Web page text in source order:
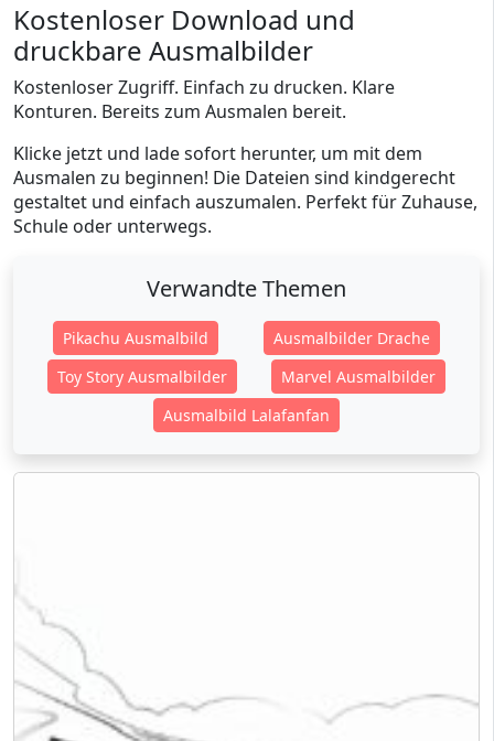
Kostenloser Download und
druckbare Ausmalbilder
Kostenloser Zugriff. Einfach zu drucken. Klare
Konturen. Bereits zum Ausmalen bereit.
Klicke jetzt und lade sofort herunter, um mit dem
Ausmalen zu beginnen! Die Dateien sind kindgerecht
gestaltet und einfach auszumalen. Perfekt für Zuhause,
Schule oder unterwegs.
Verwandte Themen
Pikachu Ausmalbild
Ausmalbilder Drache
Toy Story Ausmalbilder
Marvel Ausmalbilder
Ausmalbild Lalafanfan